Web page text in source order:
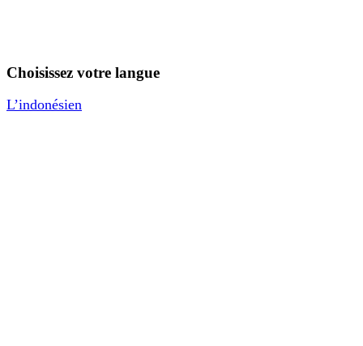
Choisissez votre langue
L’indonésien